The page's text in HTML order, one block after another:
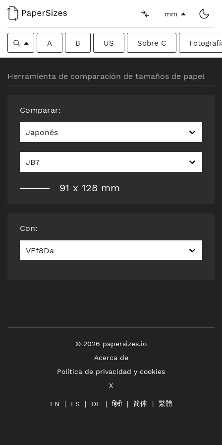
mm
A B US Sobre C
Herramienta de comparación de tamaños de papel
Comparar:
Japonés
JB7
91 x 128 mm
Con:
VFf8Da
© 2026 papersizes.io
Acerca de
Política de privacidad y cookies
X
EN ES DE हिंदी 简体 繁體